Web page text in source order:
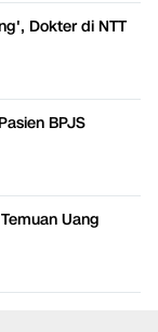
Dokter di NTT
BPJS
Uang